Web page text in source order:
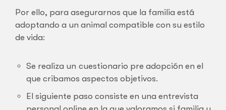
Por ello, para asegurarnos que la familia está
adoptando a un animal compatible con su estilo
de vida:
Se realiza un cuestionario pre adopción en el
que cribamos aspectos objetivos.
El siguiente paso consiste en una entrevista